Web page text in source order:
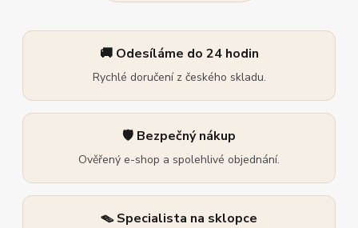
🚚 Odesíláme do 24 hodin
Rychlé doručení z českého skladu.
🛡️ Bezpečný nákup
Ověřený e-shop a spolehlivé objednání.
🪤 Specialista na sklopce